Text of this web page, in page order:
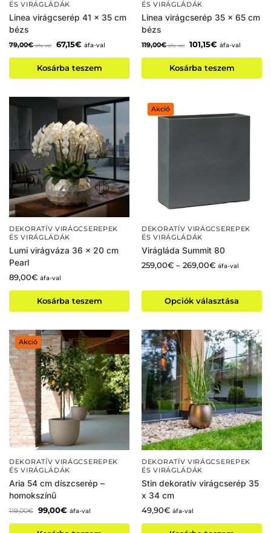
ÉS VIRÁGLÁDÁK
Linea virágcserép 41 x 35 cm
bézs
79,00€ áfa-val 67,15€ áfa-val
Kosárba teszem
ÉS VIRÁGLÁDÁK
Linea virágcserép 35 x 65 cm
bézs
119,00€ áfa-val 101,15€ áfa-val
Kosárba teszem
DEKORATÍV VIRÁGCSEREPEK
ÉS VIRÁGLÁDÁK
Lumi virágváza 36 x 20 cm
Pearl
89,00€ áfa-val
Kosárba teszem
Akció
DEKORATÍV VIRÁGCSEREPEK
ÉS VIRÁGLÁDÁK
Virágláda Summit 80
259,00€ – 269,00€ áfa-val
Opciók választása
Akció
DEKORATÍV VIRÁGCSEREPEK
ÉS VIRÁGLÁDÁK
Aria 54 cm díszcserép –
homokszínű
119,00€ 99,00€ áfa-val
DEKORATÍV VIRÁGCSEREPEK
ÉS VIRÁGLÁDÁK
Stin dekoratív virágcserép 35
x 34 cm
49,90€ áfa-val